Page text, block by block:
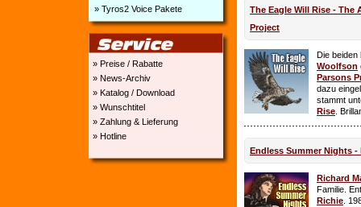
» Tyros2 Voice Pakete
» Preise / Rabatte
» News-Archiv
» Katalog / Download
» Wunschtitel
» Zahlung & Lieferung
» Hotline
The Eagle Will Rise - The
Project
Die beiden
Woolfson
Parsons
dazu
stammt
Rise .
Endless Summer Nights -
Richard
Familie.
Richie .